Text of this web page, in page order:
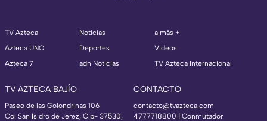
TV Azteca
Azteca UNO
Azteca 7
Noticias
Deportes
adn Noticias
a más +
Videos
TV Azteca Internacional
TV AZTECA BAJÍO
Paseo de las Golondrinas 106
Col San Isidro de Jerez, C.p- 37530,
CONTACTO
contacto@tvazteca.com
4777718800 | Conmutador